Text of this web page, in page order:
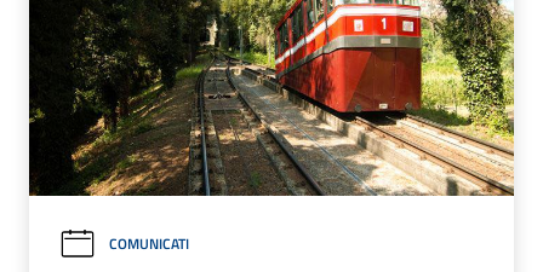
COMUNICATI